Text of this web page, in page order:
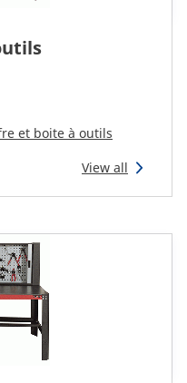
et boite à outils
View all